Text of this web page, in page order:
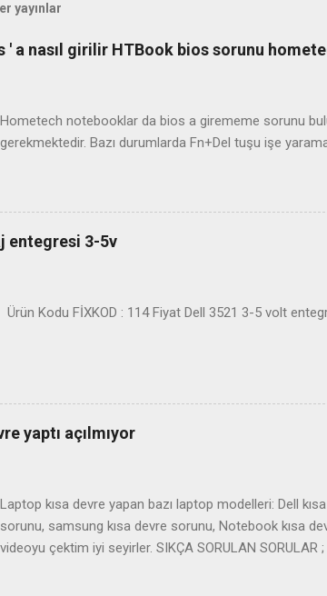
yayınlar
' a nasıl girilir HTBook bios sorunu
Hometech notebooklar da bios a girememe sorunu
gerekmektedir. Bazı durumlarda Fn+Del tuşu işe
entegresi 3-5v
Ürün Kodu FİXKOD : 114 Fiyat Dell 3521 3-5 volt
yaptı açılmıyor
Laptop kısa devre yapan bazı laptop modelleri: Dell
sorunu, samsung kısa devre sorunu, Notebook kısa
videoyu çektim iyi seyirler. SIKÇA SORULAN